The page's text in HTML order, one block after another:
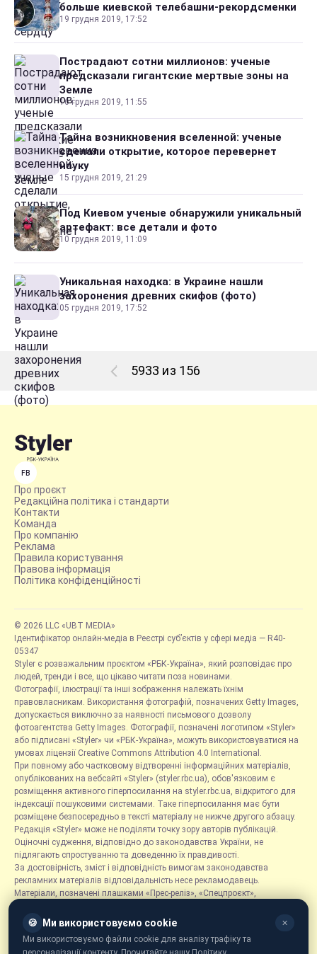
больше киевской телебашни-рекордсменки
19 грудня 2019, 17:52
Пострадают сотни миллионов: ученые
предсказали гигантские мертвые зоны на
Земле
16 грудня 2019, 11:55
Тайна возникновения вселенной: ученые
сделали открытие, которое перевернет
науку
15 грудня 2019, 21:29
Под Киевом ученые обнаружили уникальный
артефакт: все детали и фото
10 грудня 2019, 11:09
Уникальная находка: в Украине нашли
захоронения древних скифов (фото)
05 грудня 2019, 17:52
5933 из 156
FB
Про проєкт
Редакційна політика і стандарти
Контакти
Команда
Про компанію
Реклама
Правила користування
Правова інформація
Політика конфіденційності
© 2026 LLC «UBT MEDIA»
Ідентифікатор онлайн-медіа в Реєстрі суб’єктів у сфері медіа — R40-
05347
Styler є розважальним проєктом «РБК-Україна», який розповідає про
людей, тренди і все, що цікаво читати поза новинами.
Фотографії, ілюстрації та інші зображення належать їхнім
правовласникам. Використання фотографій, позначених Getty Images,
допускається виключно за наявності письмового дозволу
фотоагентства Getty Images. Фотографії, позначені логотипом «Styler»
або підписані «Styler» чи «РБК-Україна», можуть використовуватися на
умовах ліцензії Creative Commons Attribution 4.0 International.
При повному або частковому відтворенні інформаційних матеріалів,
опублікованих на вебсайті «Styler» (styler.rbc.ua), обов'язковим є
розміщення активного гіперпосилання на styler.rbc.ua, відкритого для
індексації пошуковими системами. Таке гіперпосилання має бути
розміщене безпосередньо в тексті матеріалу не нижче другого абзацу.
Редакція «Styler» може не поділяти точку зору авторів публікацій.
Оціночні судження, відповідно до законодавства України, не
підлягають спростуванню та доведенню їх правдивості.
За достовірність, зміст і відповідність вимогам законодавства
рекламних матеріалів відповідальність несе рекламодавець.
Матеріали, позначені плашками «Прес-реліз», «Спецпроєкт»,
розміщуються на правах реклами.
Рубрика «Новини компаній» є інформаційним форматом, що містить
новини, повідомлення та оголошення, пов'язані з діяльністю
🍪 Ми використовуємо cookie ✕
Ми використовуємо файли cookie для аналізу трафіку та